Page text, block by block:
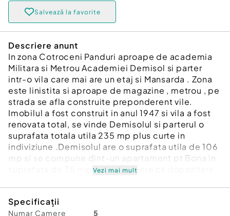
Salvează la favorite
Descriere anunt
In zona Cotroceni Panduri aproape de academia
Militara si Metrou Academiei Demisol si parter
intr-o vila care mai are un etaj si Mansarda . Zona
este linistita si aproape de magazine , metrou , pe
strada se afla construite preponderent vile.
Imobilul a fost construit in anul 1947 si vila a fost
renovata total, se vinde Demisolul si parterul o
suprafata totala utila 235 mp plus curte in
indiviziune .Demisolul are o suprafata utila de 106
mp si se compune dint-un apartament pt Bona in
suprafata de 35 mp plus 6 camere pt depozitare
mp ,3 Dormitoare 18 mp , 14 mp ,9 mp Bucatarie 12
Vezi mai mult
Specificații
Numar Camere 5